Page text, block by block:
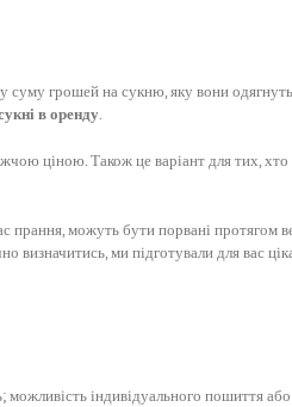
грошей на сукню, яку вони
в оренду.
ціною. Також це варіант для тих,
можуть бути порвані протягом
визначитись, ми підготували для вас
індивідуального пошиття або